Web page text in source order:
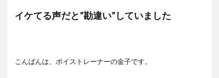
イケてる声だと”勘違い”していました
こんばんは、ボイストレーナーの金子です。